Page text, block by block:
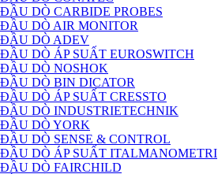
ĐẦU DÒ CARBIDE PROBES
ĐẦU DÒ AIR MONITOR
ĐẦU DÒ ADEV
ĐẦU DÒ ÁP SUẤT EUROSWITCH
ĐẦU DÒ NOSHOK
ĐẦU DÒ BIN DICATOR
ĐẦU DÒ ÁP SUẤT CRESSTO
ĐẦU DÒ INDUSTRIETECHNIK
ĐẦU DÒ YORK
ĐẦU DÒ SENSE & CONTROL
ĐẦU DÒ ÁP SUẤT ITALMANOMETRI
ĐẦU DÒ FAIRCHILD